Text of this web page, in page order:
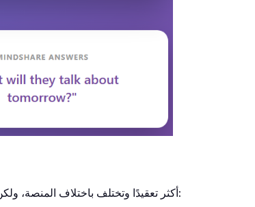
في الواقع، صيغ Mindshare أكثر تعقيدًا وتختلف باختلاف المنصة، ولكن لفهم المنطق، تعمل النسخة المبسطة بشكل جيد: